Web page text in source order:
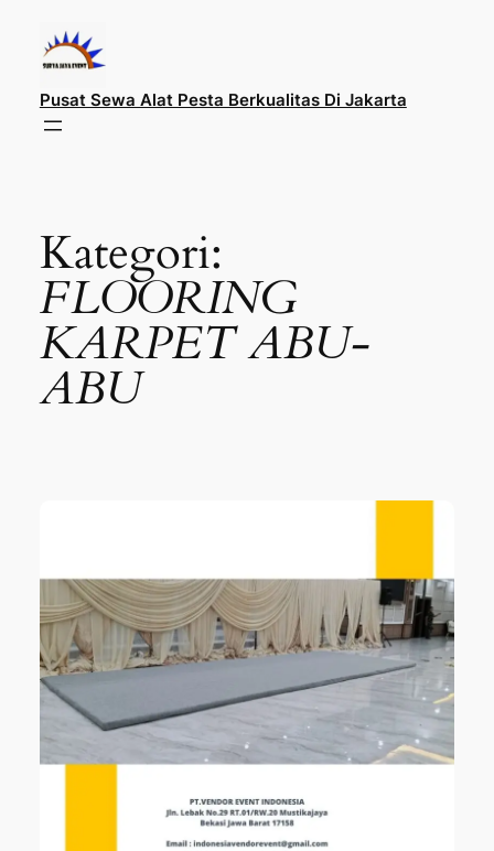
konten
Pusat Sewa Alat Pesta Berkualitas Di Jakarta
Kategori:
FLOORING
KARPET ABU-
ABU